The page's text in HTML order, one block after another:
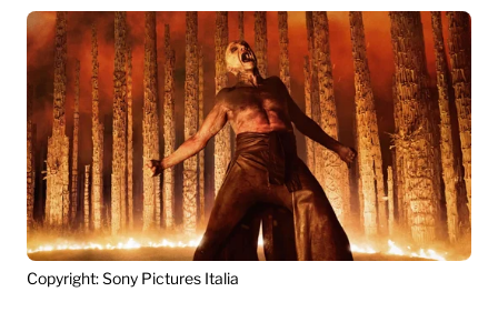
Copyright: Sony Pictures Italia